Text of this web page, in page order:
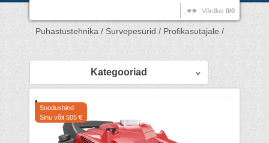
Võrdlus 0/0
Puhastustehnika / Survepesurid / Profikasutajale /
Kategooriad
Soodushind
Sinu võit 505 €